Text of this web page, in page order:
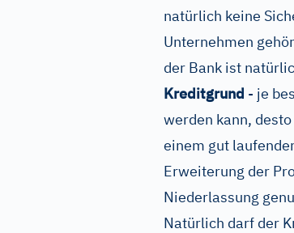
natürlich keine
Unternehmen
der Bank ist
Kreditgrund - je
werden kann,
einem gut
Erweiterung der
Niederlassung
Natürlich darf der